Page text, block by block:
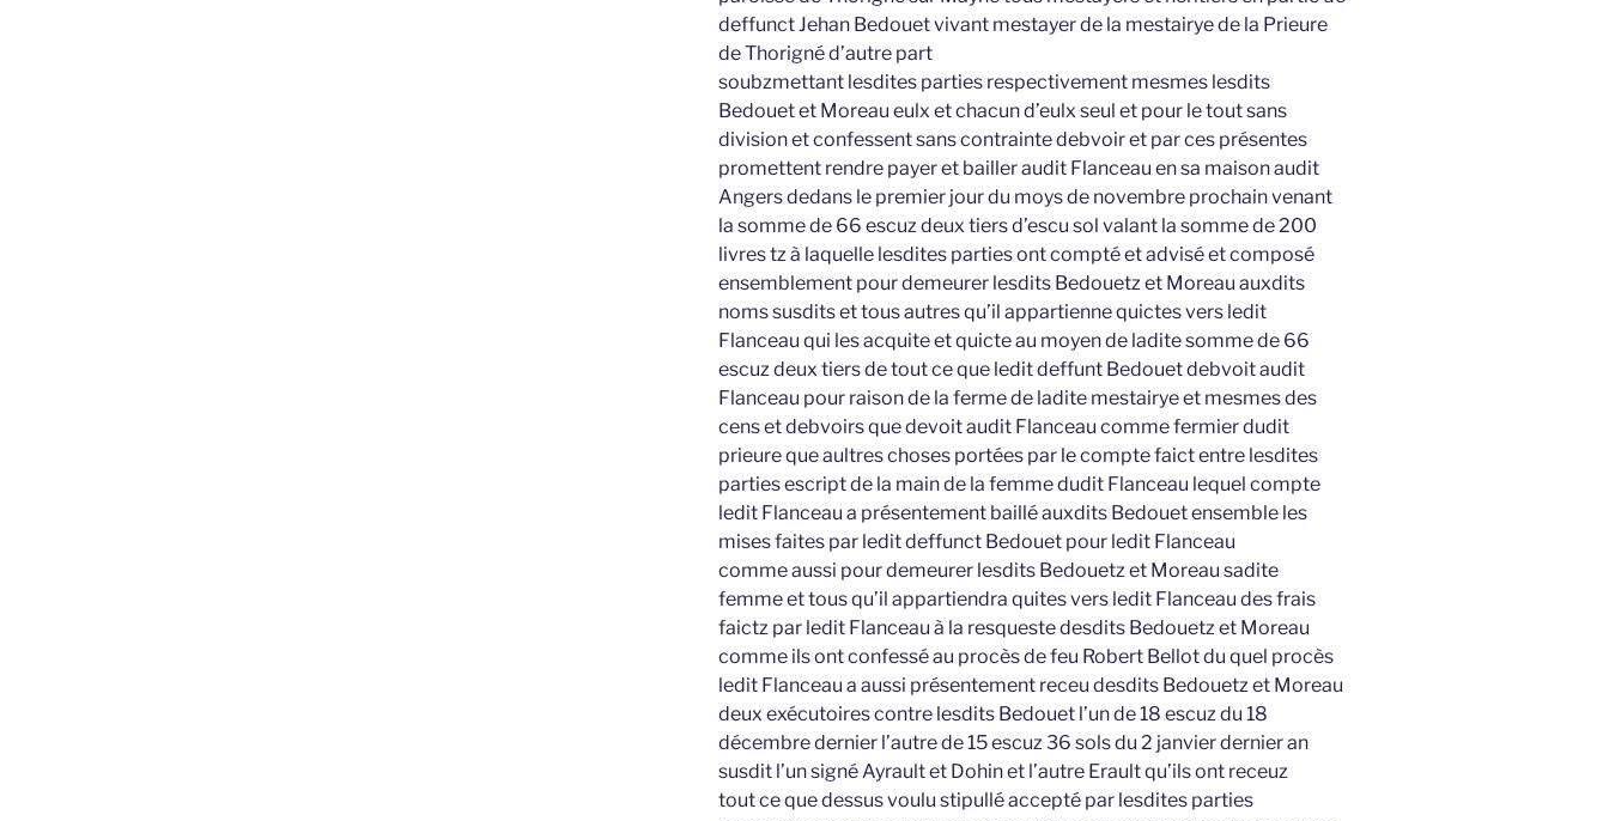
deffunct Jehan Bedouet vivant mestayer de la mestairye de la Prieure
de Thorigné d’autre part
soubzmettant lesdites parties respectivement mesmes lesdits
Bedouet et Moreau eulx et chacun d’eulx seul et pour le tout sans
division et confessent sans contrainte debvoir et par ces présentes
promettent rendre payer et bailler audit Flanceau en sa maison audit
Angers dedans le premier jour du moys de novembre prochain venant
la somme de 66 escuz deux tiers d’escu sol valant la somme de 200
livres tz à laquelle lesdites parties ont compté et advisé et composé
ensemblement pour demeurer lesdits Bedouetz et Moreau auxdits
noms susdits et tous autres qu’il appartienne quictes vers ledit
Flanceau qui les acquite et quicte au moyen de ladite somme de 66
escuz deux tiers de tout ce que ledit deffunt Bedouet debvoit audit
Flanceau pour raison de la ferme de ladite mestairye et mesmes des
cens et debvoirs que devoit audit Flanceau comme fermier dudit
prieure que aultres choses portées par le compte faict entre lesdites
parties escript de la main de la femme dudit Flanceau lequel compte
ledit Flanceau a présentement baillé auxdits Bedouet ensemble les
mises faites par ledit deffunct Bedouet pour ledit Flanceau
comme aussi pour demeurer lesdits Bedouetz et Moreau sadite
femme et tous qu’il appartiendra quites vers ledit Flanceau des frais
faictz par ledit Flanceau à la resqueste desdits Bedouetz et Moreau
comme ils ont confessé au procès de feu Robert Bellot du quel procès
ledit Flanceau a aussi présentement receu desdits Bedouetz et Moreau
deux exécutoires contre lesdits Bedouet l’un de 18 escuz du 18
décembre dernier l’autre de 15 escuz 36 sols du 2 janvier dernier an
susdit l’un signé Ayrault et Dohin et l’autre Erault qu’ils ont receuz
tout ce que dessus voulu stipullé accepté par lesdites parties